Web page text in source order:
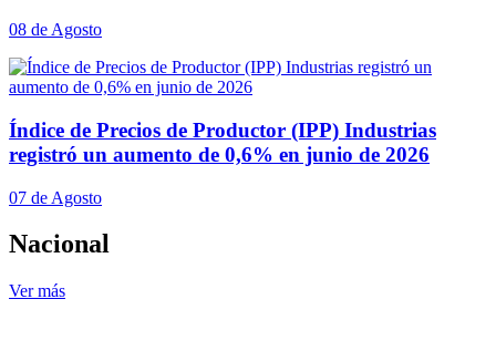
08 de Agosto
Índice de Precios de Productor (IPP) Industrias
registró un aumento de 0,6% en junio de 2026
07 de Agosto
Nacional
Ver más